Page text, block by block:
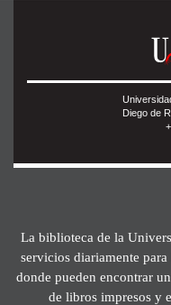
Diego de
La biblioteca de la
servicios diariamente
donde pueden encontrar
de libros impresos y